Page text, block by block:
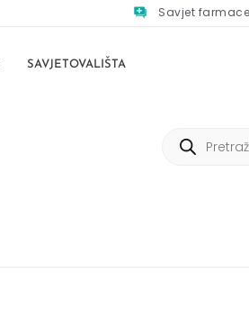
Savjet
SAVJETOVALIŠTA